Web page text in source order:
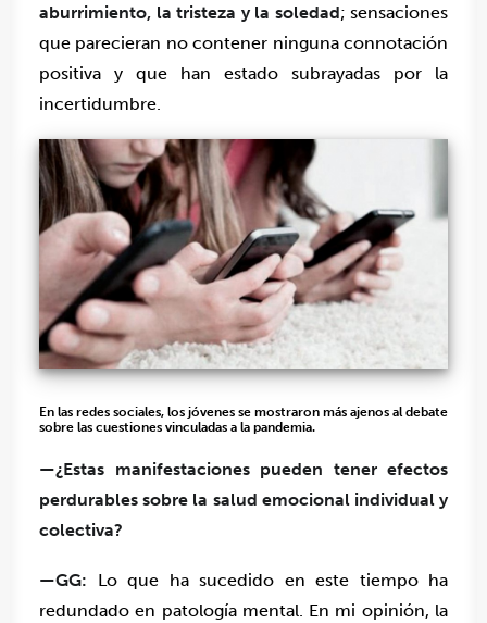
aburrimiento, la tristeza y la soledad; sensaciones
que parecieran no contener ninguna connotación
positiva y que han estado subrayadas por la
incertidumbre.
En las redes sociales, los jóvenes se mostraron más ajenos al debate
sobre las cuestiones vinculadas a la pandemia.
—¿Estas manifestaciones pueden tener efectos
perdurables sobre la salud emocional individual y
colectiva?
—GG: Lo que ha sucedido en este tiempo ha
redundado en patología mental. En mi opinión, la